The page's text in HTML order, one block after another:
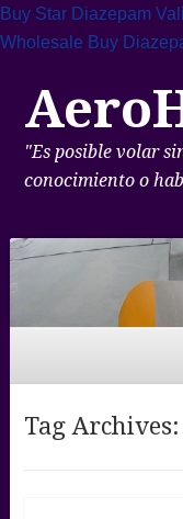
Buy Star Diazepam
Wholesale Buy
"Es posible volar
conocimiento o
Tag Archives: